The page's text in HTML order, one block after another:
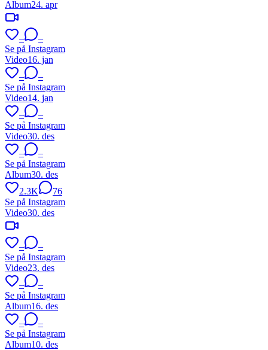
Album24. apr
–
–
Se på Instagram
Video16. jan
–
–
Se på Instagram
Video14. jan
–
–
Se på Instagram
Video30. des
–
–
Se på Instagram
Album30. des
2.3K
76
Se på Instagram
Video30. des
–
–
Se på Instagram
Video23. des
–
–
Se på Instagram
Album16. des
–
–
Se på Instagram
Album10. des